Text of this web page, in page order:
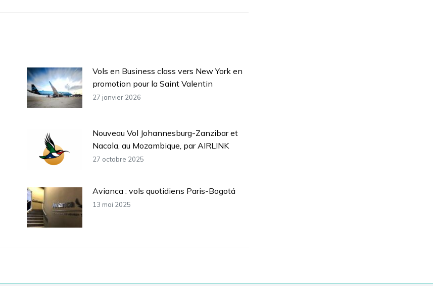
Vols en Business class vers New York en
promotion pour la Saint Valentin
27 janvier 2026
Nouveau Vol Johannesburg-Zanzibar et
Nacala, au Mozambique, par AIRLINK
27 octobre 2025
Avianca : vols quotidiens Paris-Bogotá
13 mai 2025